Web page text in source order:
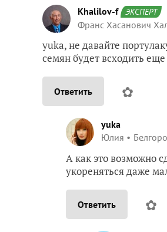
Khalilov-f ЭКСПЕРТ
Франс Хасанович
yuka, не давайте
семян будет всходить
Ответить ✿
yuka
Юлия
А как это возможно
укореняться даже
Ответить ✿